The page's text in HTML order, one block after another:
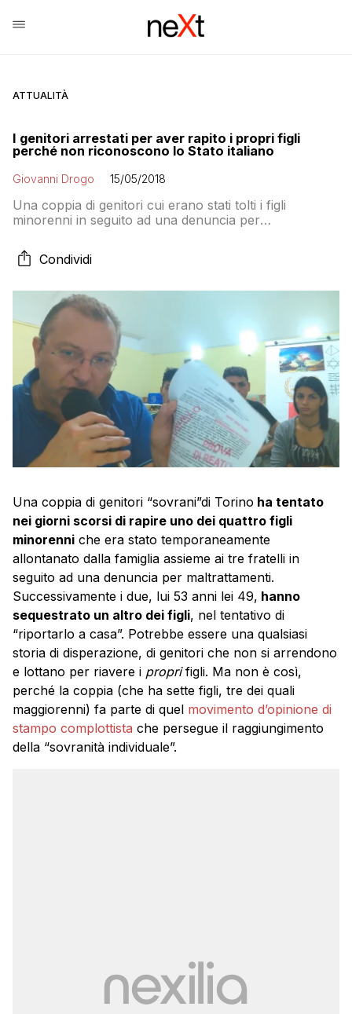
ATTUALITÀ
I genitori arrestati per aver rapito i propri figli
perché non riconoscono lo Stato italiano
Giovanni Drogo 15/05/2018
Una coppia di genitori cui erano stati tolti i figli
minorenni in seguito ad una denuncia per
dalla comunità protetta. Durante l’arresto hanno
dichiarato di non riconoscere la giurisdizione dello
nati liberi”. Un noto blogger si nomina “procuratore
speciale internazionale” e annuncia di volerli
difendere. Storia di come un oscuro complotto è
diventato un caso di cronaca
Condividi
Una coppia di genitori “sovrani”di Torino ha tentato
nei giorni scorsi di rapire uno dei quattro figli
minorenni che era stato temporaneamente
allontanato dalla famiglia assieme ai tre fratelli in
seguito ad una denuncia per maltrattamenti.
Successivamente i due, lui 53 anni lei 49, hanno
sequestrato un altro dei figli, nel tentativo di
“riportarlo a casa”. Potrebbe essere una qualsiasi
storia di disperazione, di genitori che non si arrendono
e lottano per riavere i proprifigli. Ma non è così,
perché la coppia (che ha sette figli, tre dei quali
maggiorenni) fa parte di quel movimento d’opinione di
stampo complottista che persegue il raggiungimento
della “sovranità individuale”.